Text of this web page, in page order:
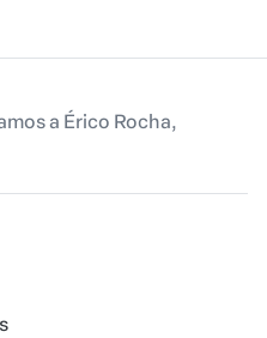
a Érico Rocha,